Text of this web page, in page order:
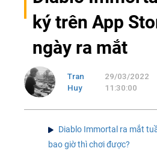
ký trên App
ngày ra mắt
Tran
Huy
29/03/2022
11:30:00
Diablo Immortal ra mắt
bao giờ thì chơi được?